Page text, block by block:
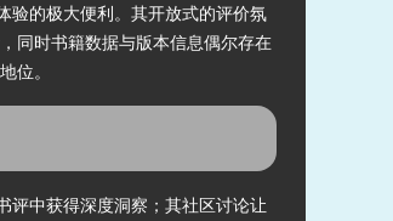
验的极大便利。其开放式的评价氛
同时书籍数据与版本信息偶尔存在
位。
评中获得深度洞察；其社区讨论让